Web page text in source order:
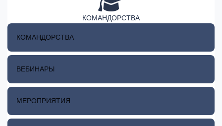
КОМАНДОРСТВА
КОМАНДОРСТВА
ВЕБИНАРЫ
МЕРОПРИЯТИЯ